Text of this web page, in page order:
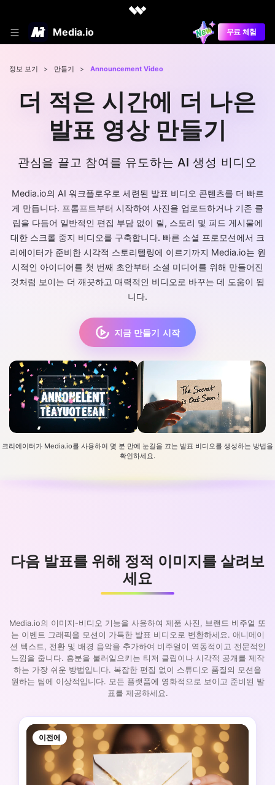
Media.io 무료 체험
정보 보기 > 만들기 > Announcement Video
더 적은 시간에 더 나은
발표 영상 만들기
관심을 끌고 참여를 유도하는 AI 생성 비디오
Media.io의 AI 워크플로우로 세련된 발표 비디오 콘텐츠를 더 빠르
게 만듭니다. 프롬프트부터 시작하여 사진을 업로드하거나 기존 클
립을 다듬어 일반적인 편집 부담 없이 릴, 스토리 및 피드 게시물에
대한 스크롤 중지 비디오를 구축합니다. 빠른 소셜 프로모션에서 크
리에이터가 준비한 시각적 스토리텔링에 이르기까지 Media.io는 원
시적인 아이디어를 첫 번째 초안부터 소셜 미디어를 위해 만들어진
것처럼 보이는 더 깨끗하고 매력적인 비디오로 바꾸는 데 도움이 됩
니다.
지금 만들기 시작
크리에이터가 Media.io를 사용하여 몇 분 만에 눈길을 끄는 발표 비디오를 생성하는 방법을
확인하세요.
다음 발표를 위해 정적 이미지를 살려보
세요
Media.io의 이미지-비디오 기능을 사용하여 제품 사진, 브랜드 비주얼 또
는 이벤트 그래픽을 모션이 가득한 발표 비디오로 변환하세요. 애니메이
션 텍스트, 전환 및 배경 음악을 추가하여 비주얼이 역동적이고 전문적인
느낌을 줍니다. 흥분을 불러일으키는 티저 클립이나 시각적 공개를 제작
하는 가장 쉬운 방법입니다. 복잡한 편집 없이 스튜디오 품질의 모션을
원하는 팀에 이상적입니다. 모든 플랫폼에 영화적으로 보이고 준비된 발
표를 제공하세요.
이전에